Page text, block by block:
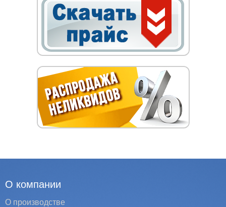
О компании
О производстве